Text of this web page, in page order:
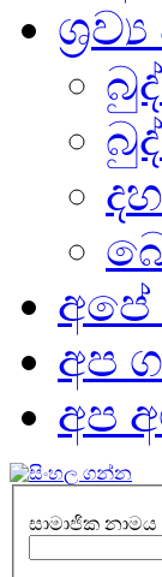
ශ්‍රව්‍ය
අප
අප
සාමාජික නාමය